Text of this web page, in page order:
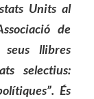
Units al
de
llibres
selectius:
És